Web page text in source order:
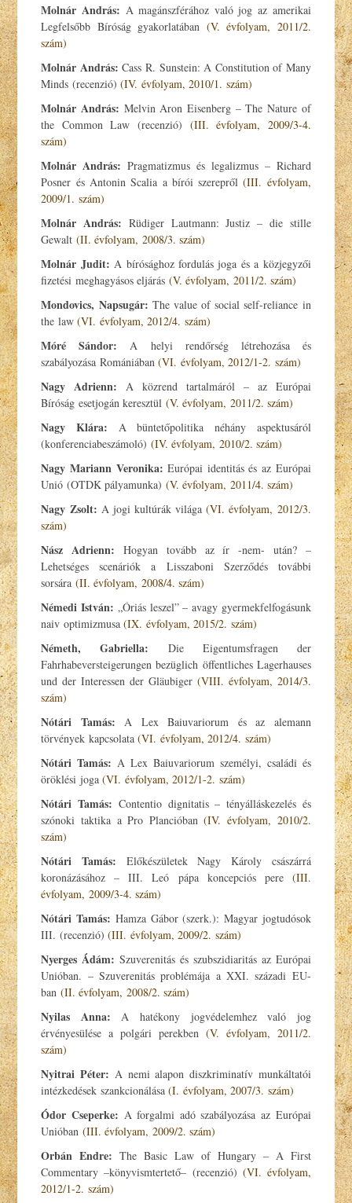
Molnár András: A magánszférához való jog az amerikai
Legfelsőbb Bíróság gyakorlatában (V. évfolyam, 2011/2.
szám)
Molnár András: Cass R. Sunstein: A Constitution of Many
Minds (recenzió)(IV. évfolyam, 2010/1. szám)
Molnár András: Melvin Aron Eisenberg – The Nature of
the Common Law (recenzió) (III. évfolyam, 2009/3-4.
szám)
Molnár András: Pragmatizmus és legalizmus – Richard
Posner és Antonin Scalia a bírói szerepről(III. évfolyam,
2009/1. szám)
Molnár András: Rüdiger Lautmann: Justiz – die stille
Gewalt (II. évfolyam, 2008/3. szám)
Molnár Judit: A bírósághoz fordulás joga és a közjegyzői
fizetési meghagyásos eljárás (V. évfolyam, 2011/2. szám)
Mondovics, Napsugár: The value of social self-reliance in
the law(VI. évfolyam, 2012/4. szám)
Móré Sándor: A helyi rendőrség létrehozása és
szabályozása Romániában(VI. évfolyam, 2012/1-2. szám)
Nagy Adrienn: A közrend tartalmáról – az Európai
Bíróság esetjogán keresztül (V. évfolyam, 2011/2. szám)
Nagy Klára: A büntetőpolitika néhány aspektusáról
(konferenciabeszámoló) (IV. évfolyam, 2010/2. szám)
Nagy Mariann Veronika: Európai identitás és az Európai
Unió (OTDK pályamunka) (V. évfolyam, 2011/4. szám)
Nagy Zsolt: A jogi kultúrák világa(VI. évfolyam, 2012/3.
szám)
Nász Adrienn: Hogyan tovább az ír -nem- után? –
Lehetséges scenáriók a Lisszaboni Szerződés további
sorsára (II. évfolyam, 2008/4. szám)
Némedi István: „Óriás leszel” – avagy gyermekfelfogásunk
naiv optimizmusa(IX. évfolyam, 2015/2. szám)
Németh, Gabriella: Die Eigentumsfragen der
Fahrhabeversteigerungen bezüglich öffentliches Lagerhauses
und der Interessen der Gläubiger (VIII. évfolyam, 2014/3.
szám)
Nótári Tamás: A Lex Baiuvariorum és az alemann
törvények kapcsolata(VI. évfolyam, 2012/4. szám)
Nótári Tamás: A Lex Baiuvariorum személyi, családi és
öröklési joga(VI. évfolyam, 2012/1-2. szám)
Nótári Tamás: Contentio dignitatis – tényálláskezelés és
szónoki taktika a Pro Plancióban(IV. évfolyam, 2010/2.
szám)
Nótári Tamás: Előkészületek Nagy Károly császárrá
koronázásához – III. Leó pápa koncepciós pere (III.
évfolyam, 2009/3-4. szám)
Nótári Tamás: Hamza Gábor (szerk.): Magyar jogtudósok
III. (recenzió)(III. évfolyam, 2009/2. szám)
Nyerges Ádám: Szuverenitás és szubszidiaritás az Európai
Unióban. – Szuverenitás problémája a XXI. századi EU-
ban (II. évfolyam, 2008/2. szám)
Nyilas Anna: A hatékony jogvédelemhez való jog
érvényesülése a polgári perekben (V. évfolyam, 2011/2.
szám)
Nyitrai Péter: A nemi alapon diszkriminatív munkáltatói
intézkedések szankcionálása(I. évfolyam, 2007/3. szám)
Ódor Cseperke: A forgalmi adó szabályozása az Európai
Unióban (III. évfolyam, 2009/2. szám)
Orbán Endre: The Basic Law of Hungary – A First
Commentary –könyvismtertető– (recenzió) (VI. évfolyam,
2012/1-2. szám)